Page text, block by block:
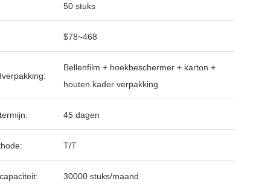
50 stuks
$78~468
Bellenfilm + hoekbeschermer + karton +
houten kader verpakking
45 dagen
T/T
30000 stuks/maand